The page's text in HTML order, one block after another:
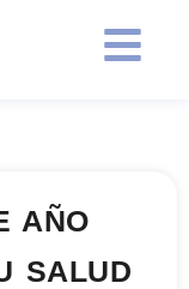
AÑO
SALUD